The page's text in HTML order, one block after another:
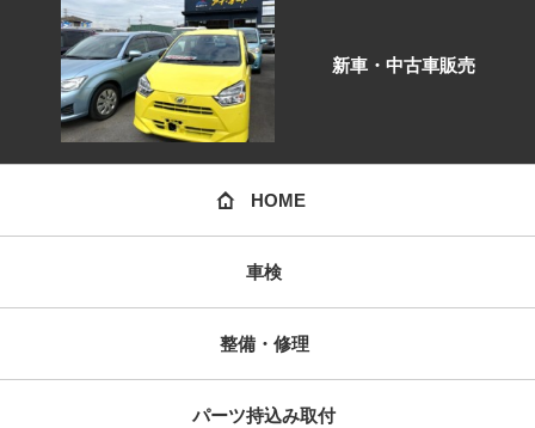
新車・中古車販売
HOME
車検
整備・修理
パーツ持込み取付